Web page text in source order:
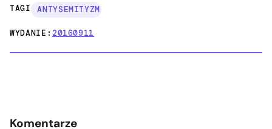
TAGI: ANTYSEMITYZM
WYDANIE:20160911
Komentarze